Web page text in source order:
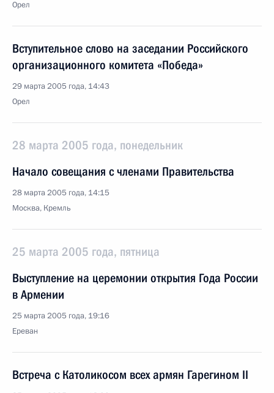
Орел
Вступительное слово на заседании Российского
организационного комитета «Победа»
29 марта 2005 года, 14:43
Орел
28 марта 2005 года, понедельник
Начало совещания с членами Правительства
28 марта 2005 года, 14:15
Москва, Кремль
25 марта 2005 года, пятница
Выступление на церемонии открытия Года России
в Армении
25 марта 2005 года, 19:16
Ереван
Встреча с Католикосом всех армян Гарегином II